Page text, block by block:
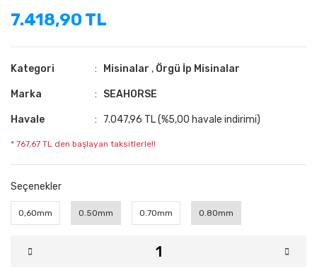
7.418,90 TL
Kategori Misinalar , Örgü İp Misinalar
Marka SEAHORSE
Havale 7.047,96 TL (%5,00 havale indirimi)
* 767,67 TL den başlayan taksitlerle!!
Seçenekler
0,60mm 0.50mm 0.70mm 0.80mm